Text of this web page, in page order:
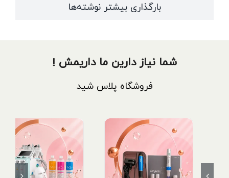
بارگذاری بیشتر نوشته‌ها
شما نیاز دارین ما داریمش !
فروشگاه پلاس شید